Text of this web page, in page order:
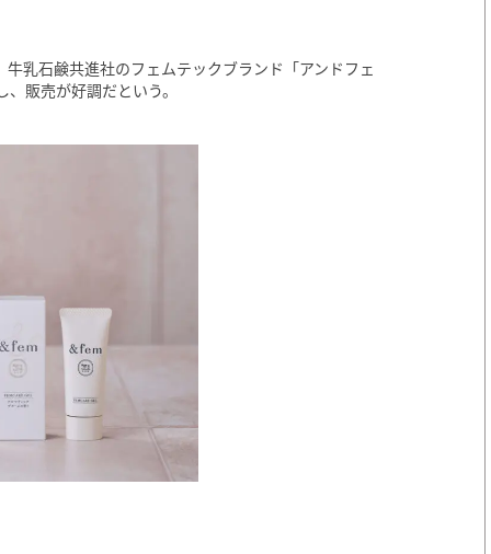
乳石鹸共進社のフェムテックブランド「アンドフェ
販売が好調だという。